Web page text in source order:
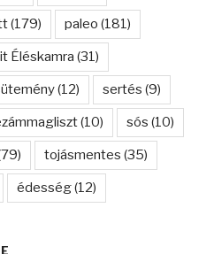
(179) paleo (181)
Éléskamra (31)
(12) sertés (9)
(10) sós (10)
tojásmentes (35)
édesség(12)